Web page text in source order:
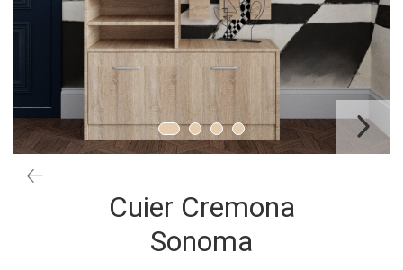
Cuier Cremona
Sonoma